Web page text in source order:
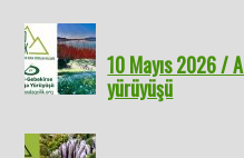
10 Mayıs 2026 /
yürüyüşü